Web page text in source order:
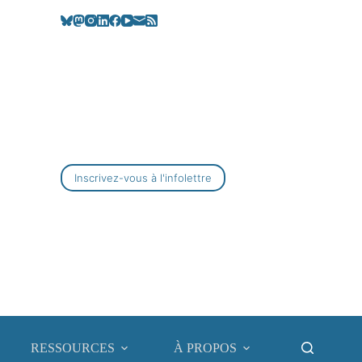
Inscrivez-vous à l'infolettre
RESSOURCES À PROPOS